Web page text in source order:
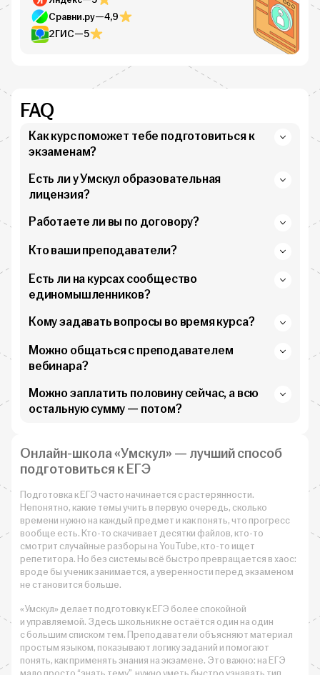
Сравни.ру—4,9
2ГИС—5
FAQ
Как курс поможет тебе подготовиться к
экзаменам?
Есть ли у Умскул образовательная
лицензия?
Работаете ли вы по договору?
Кто ваши преподаватели?
Есть ли на курсах сообщество
единомышленников?
Кому задавать вопросы во время курса?
Можно общаться с преподавателем
вебинара?
Можно заплатить половину сейчас, а всю
остальную сумму — потом?
Онлайн-школа «Умскул» — лучший способ
подготовиться к ЕГЭ
Подготовка к ЕГЭ часто начинается с растерянности.
Непонятно, какие темы учить в первую очередь, сколько
времени нужно на каждый предмет и как понять, что прогресс
вообще есть. Кто-то скачивает десятки файлов, кто-то
смотрит случайные разборы на YouTube, кто-то ищет
репетитора. Но без системы всё быстро превращается в хаос:
вроде бы ученик занимается, а уверенности перед экзаменом
не становится больше.
«Умскул» делает подготовку к ЕГЭ более спокойной
и управляемой. Здесь школьник не остаётся один на один
с большим списком тем. Преподаватели объясняют материал
простым языком, показывают логику заданий и помогают
понять, как применять знания на экзамене. Это важно: на ЕГЭ